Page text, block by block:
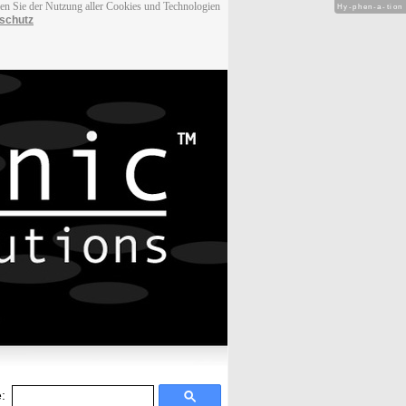
Sie der Nutzung aller Cookies und Technologien
Hy-phen-a-tion